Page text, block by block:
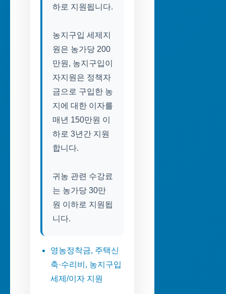
하로 지원됩니다.
농지구입 세제지
원은 농가당 200
만원, 농지구입이
자지원은 정책자
금으로 구입한 농
지에 대한 이자를
매년 150만원 이
하로 3년간 지원
합니다.
귀농 관련 수강료
는 농가당 30만
원 이하로 지원됩
니다.
영농정착금, 주택신
축·수리비, 농지구입
세제/이자 지원